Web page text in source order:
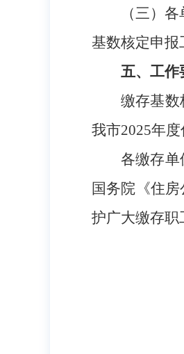
（三）
基数核定申报
五、工作
缴存基数
我市2025年
各缴存单
国务院《住
护广大缴存职